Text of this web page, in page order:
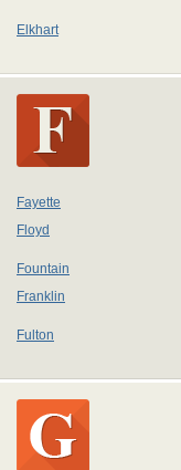
Elkhart
Fayette
Floyd
Fountain
Franklin
Fulton